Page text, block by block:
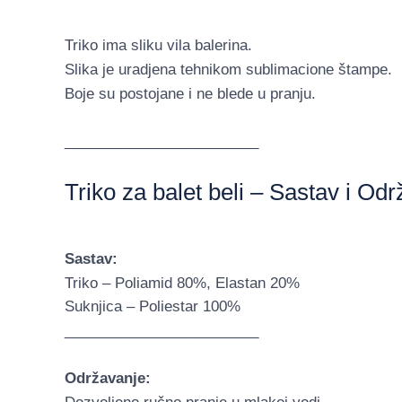
Triko ima sliku vila balerina.
Slika je uradjena tehnikom sublimacione štampe.
Boje su postojane i ne blede u pranju.
Triko za balet beli – Sastav i
Sastav:
Triko – Poliamid 80%, Elastan 20%
Suknjica – Poliestar 100%
Održavanje: